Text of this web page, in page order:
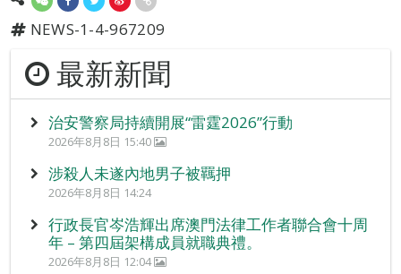
NEWS-1-4-967209
最新新聞
治安警察局持續開展“雷霆2026”行動
2026年8月8日 15:40
涉殺人未遂內地男子被羈押
2026年8月8日 14:24
行政長官岑浩輝出席澳門法律工作者聯合會十周
年 – 第四屆架構成員就職典禮。
2026年8月8日 12:04